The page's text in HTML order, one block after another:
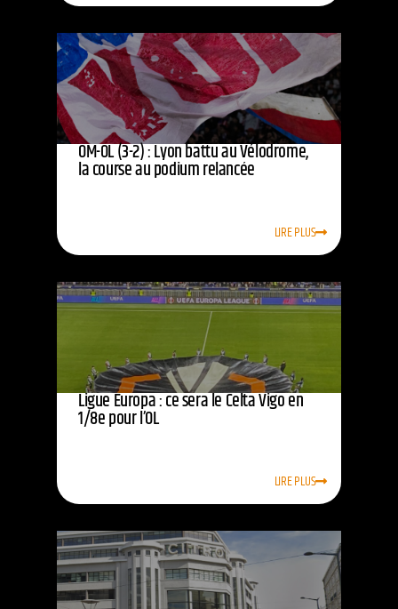
OM-OL (3-2) : Lyon battu au Vélodrome,
la course au podium relancée
LIRE PLUS
Ligue Europa : ce sera le Celta Vigo en
1/8e pour l’OL
LIRE PLUS